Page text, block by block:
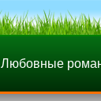
Любовные